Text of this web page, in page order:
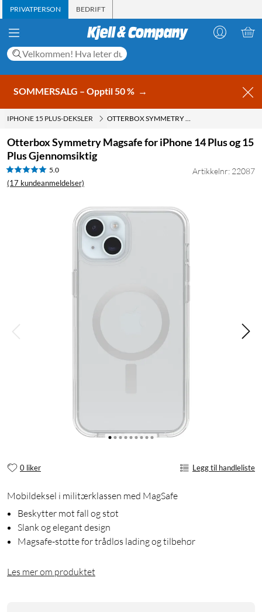
PRIVATPERSON BEDRIFT
SOMMERSALG – Opptil 50 % →
IPHONE 15 PLUS-DEKSLER OTTERBOX SYMMETRY MAGSAFE FOR IPHONE 14 PLUS OG 15 PLUS GJENNOMSIKTIG
Otterbox Symmetry Magsafe for iPhone 14 Plus og 15
Plus Gjennomsiktig
5.0
(17 kundeanmeldelser)
Artikkelnr: 22087
0 liker Legg til handleliste
Mobildeksel i militærklassen med MagSafe
Beskytter mot fall og støt
Slank og elegant design
Magsafe-støtte for trådløs lading og tilbehør
Les mer om produktet